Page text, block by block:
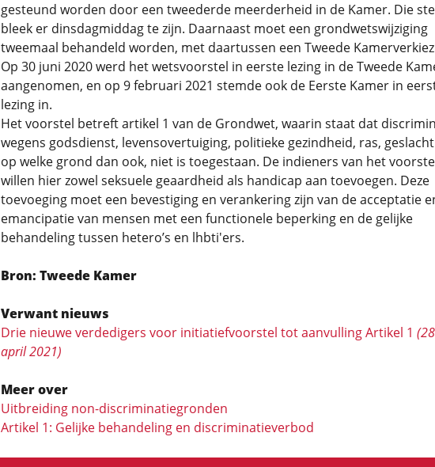
gesteund worden door een tweederde meerderheid in de Kamer. Die
bleek er dinsdagmiddag te zijn. Daarnaast moet een grondwetswijziging
tweemaal behandeld worden, met daartussen een Tweede
Op 30 juni 2020 werd het wetsvoorstel in eerste lezing in de Tweede
aangenomen, en op 9 februari 2021 stemde ook de Eerste Kamer in
lezing in.
Het voorstel betreft artikel 1 van de Grondwet, waarin staat dat
wegens godsdienst, levensovertuiging, politieke gezindheid, ras,
op welke grond dan ook, niet is toegestaan. De indieners van het
willen hier zowel seksuele geaardheid als handicap aan toevoegen. Deze
toevoeging moet een bevestiging en verankering zijn van de acceptatie
emancipatie van mensen met een functionele beperking en de gelijke
behandeling tussen hetero’s en lhbti'ers.
Bron: Tweede Kamer
Verwant nieuws
Drie nieuwe verdedigers voor initiatiefvoorstel tot aanvulling Artikel 1 (28
april 2021)
Meer over
Uitbreiding non-discriminatiegronden
Artikel 1: Gelijke behandeling en discriminatieverbod